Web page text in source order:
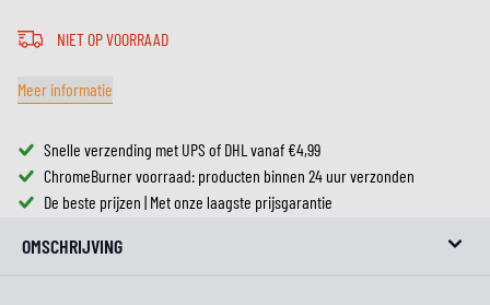
NIET OP VOORRAAD
Meer informatie
Snelle verzending met UPS of DHL vanaf €4,99
ChromeBurner voorraad: producten binnen 24 uur verzonden
De beste prijzen | Met onze laagste prijsgarantie
OMSCHRIJVING